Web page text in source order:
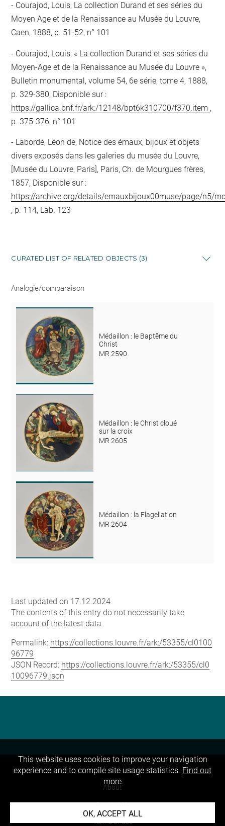
Courajod, Louis, La collection Durand et ses séries du
Moyen Age et de la Renaissance au Musée du Louvre,
Caen, 1888, p. 51-52, n° 101
Courajod, Louis, « La collection Durand et ses séries du
Moyen-Age et de la Renaissance au Musée du Louvre »,
Bulletin monumental, volume 54, 6e série, tome 4, 1888,
p. 329-380, Disponible sur :
https://gallica.bnf.fr/ark:/12148/bpt6k310700/f370.item ,
p. 375-376, n° 101
Laborde, Léon de, Notice des émaux, bijoux et objets
divers exposés dans les galeries du musée du Louvre,
[Musée du Louvre, Paris], Paris, Ch. de Mourgues frères,
1857, Disponible sur :
https://archive.org/details/emauxbijoux00muse/page/n5/
, p. 114, Lab. 123
CURATED LIST OF RELATED OBJECTS (3)
Analogie/comparaison
Médaillon : le Baptême du
Christ
MR 2590
Médaillon : le Christ cloué
sur la croix
MR 2605
Médaillon : la Flagellation
MR 2604
Last updated on 17.12.2024
The contents of this entry do not necessarily take
account of the latest data.
Permalink: https://collections.louvre.fr/ark:/53355/cl0100
96779
JSON Record: https://collections.louvre.fr/ark:/53355/cl0
10096779.json
About
Contact Us
Terms of use
This website uses cookies to improve your navigation
experience and to compile site usage statistics. Find out
more
OK, ACCEPT ALL